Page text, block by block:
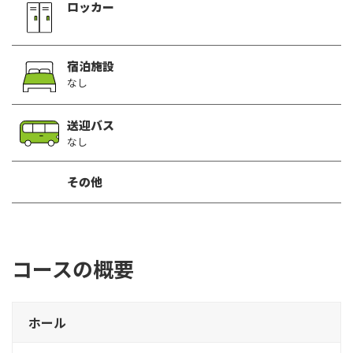
ロッカー
宿泊施設
なし
送迎バス
なし
その他
コースの概要
ホール